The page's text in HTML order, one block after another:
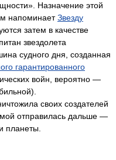
Назначение этой
напоминаетЗвезду
затем в качестве
звездолета
судного дня, созданная
гарантированного
войн, вероятно —
своих создателей
отправилась дальше —
планеты.